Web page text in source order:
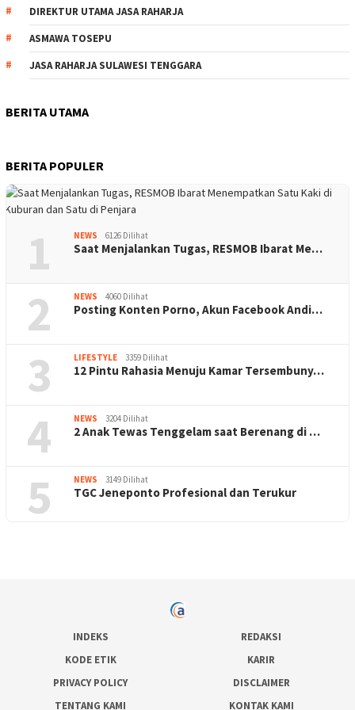
DIREKTUR UTAMA JASA RAHARJA
ASMAWA TOSEPU
JASA RAHARJA SULAWESI TENGGARA
BERITA UTAMA
BERITA POPULER
1 NEWS 6126 Dilihat
Saat Menjalankan Tugas, RESMOB Ibarat Me…
2 NEWS 4060 Dilihat
Posting Konten Porno, Akun Facebook Andi…
3 LIFESTYLE 3359 Dilihat
12 Pintu Rahasia Menuju Kamar Tersembuny…
4 NEWS 3204 Dilihat
2 Anak Tewas Tenggelam saat Berenang di …
5 NEWS 3149 Dilihat
TGC Jeneponto Profesional dan Terukur
INDEKS
REDAKSI
KODE ETIK
KARIR
PRIVACY POLICY
DISCLAIMER
TENTANG KAMI
KONTAK KAMI